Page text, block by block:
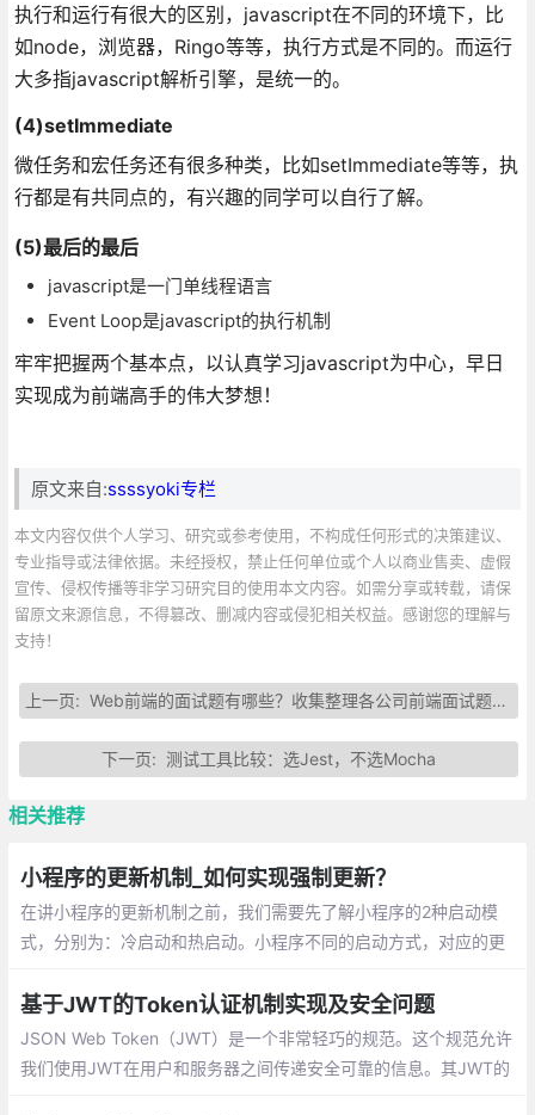
执行和运行有很大的区别，javascript在不同的环境下，比
如node，浏览器，Ringo等等，执行方式是不同的。而运行
大多指javascript解析引擎，是统一的。
(4)setImmediate
微任务和宏任务还有很多种类，比如setImmediate等等，执
行都是有共同点的，有兴趣的同学可以自行了解。
(5)最后的最后
javascript是一门单线程语言
Event Loop是javascript的执行机制
牢牢把握两个基本点，以认真学习javascript为中心，早日
实现成为前端高手的伟大梦想！
原文来自:ssssyoki专栏
本文内容仅供个人学习、研究或参考使用，不构成任何形式的决策建议、
专业指导或法律依据。未经授权，禁止任何单位或个人以商业售卖、虚假
宣传、侵权传播等非学习研究目的使用本文内容。如需分享或转载，请保
留原文来源信息，不得篡改、删减内容或侵犯相关权益。感谢您的理解与
支持！
上一页:Web前端的面试题有哪些？收集整理各公司前端面试题总汇
下一页: 测试工具比较：选Jest，不选Mocha
相关推荐
小程序的更新机制_如何实现强制更新？
在讲小程序的更新机制之前，我们需要先了解小程序的2种启动模
式，分别为：冷启动和热启动。小程序不同的启动方式，对应的更
更新的，如果我们需要强制更新，需要如何实现呢？
基于JWT的Token认证机制实现及安全问题
JSON Web Token（JWT）是一个非常轻巧的规范。这个规范允许
我们使用JWT在用户和服务器之间传递安全可靠的信息。其JWT的